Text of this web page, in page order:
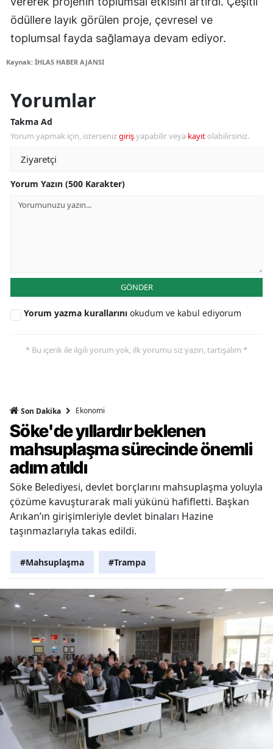
ödüllere layık görülen proje, çevresel ve
toplumsal fayda sağlamaya devam ediyor.
Kaynak: İHLAS HABER AJANSI
Yorumlar
Takma Ad
Yorum yapmak için, istersenizgirişyapabilir veya kayıt olabilirsiniz.
Yorum Yazın (500 Karakter)
GÖNDER
Yorum yazma kurallarını okudum ve kabul ediyorum
* Bu içerik ile ilgili yorum yok, ilk yorumu siz yazın, tartışalım *
Son Dakika Ekonomi
Söke'de yıllardır beklenen
mahsuplaşma sürecinde önemli
adım atıldı
Söke Belediyesi, devlet borçlarını mahsuplaşma yoluyla
çözüme kavuşturarak mali yükünü hafifletti. Başkan
Arıkan’ın girişimleriyle devlet binaları Hazine
taşınmazlarıyla takas edildi.
#Mahsuplaşma #Trampa